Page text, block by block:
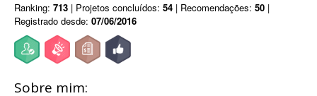
Ranking: 713 | Projetos concluídos: 54 | Recomendações: 50 |
Registrado desde: 07/06/2016
Sobre mim: